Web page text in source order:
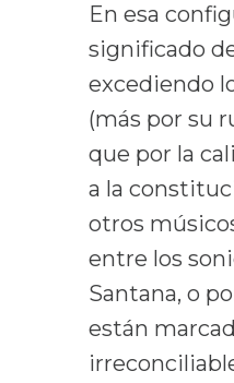
En esa
significado
excediendo
(más por su
que por la
a la
otros
entre los
Santana, o
están